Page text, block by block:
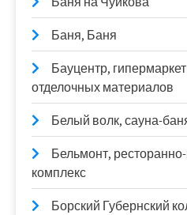
Баня, Баня
Бауцентр,
отделочных материалов
Белый волк, сауна-
Бельмонт,
комплекс
Борский Губернский